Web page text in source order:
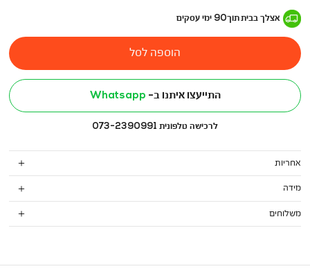
אצלך בביתתוך90 ימי עסקים
הוספה לסל
התייעצו איתנו ב- Whatsapp
לרכישה טלפונית 073-2390991
אחריות
מידה
משלוחים